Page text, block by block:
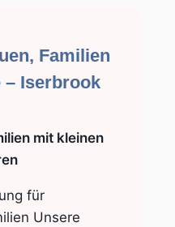
Familien
– Iserbrook
mit kleinen
für
Unsere